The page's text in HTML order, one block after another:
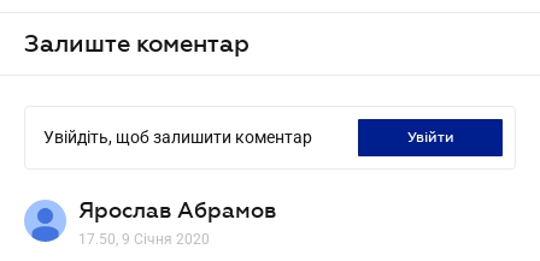
Залиште коментар
Увійдіть, щоб залишити коментар увійти
Ярослав Абрамов
17.50, 9 Січня 2020